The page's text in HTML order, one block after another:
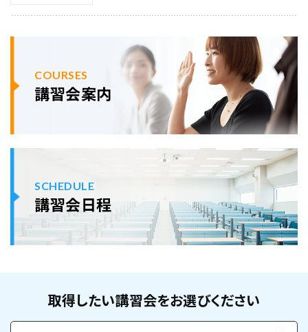
COURSES
講習会案内
SCHEDULE
講習会日程
取得したい講習会をお選びください